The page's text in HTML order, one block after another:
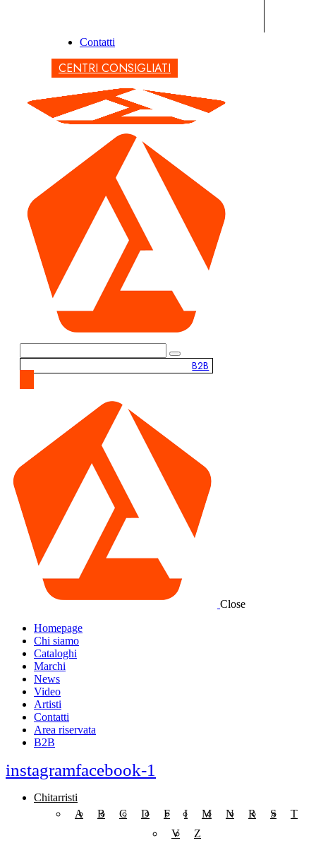
Contatti
CENTRI CONSIGLIATI
B2B
Close
Homepage
Chi siamo
Cataloghi
Marchi
News
Video
Artisti
Contatti
Area riservata
B2B
instagramfacebook-1
Chitarristi
A
B C D F I M N R S
T
V
Z